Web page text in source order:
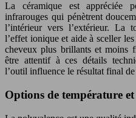
La céramique est appréciée
infrarouges qui pénètrent
l’intérieur vers l’extérieur. La
l’effet ionique et aide à sceller
cheveux plus brillants et moins
être attentif à ces détails
l’outil influence le résultat final
Options de température